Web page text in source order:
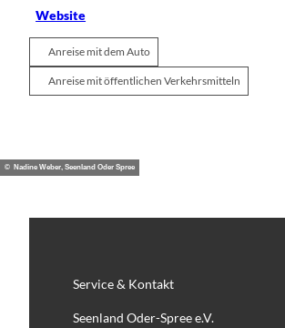
Website
Anreise mit dem Auto
Anreise mit öffentlichen Verkehrsmitteln
© Nadine Weber, Seenland Oder Spree
Service & Kontakt
Seenland Oder-Spree e.V.